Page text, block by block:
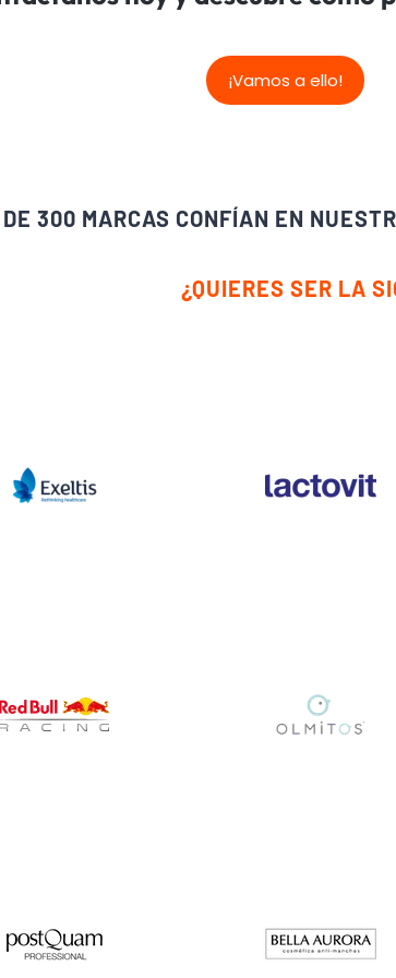
¡Vamos a ello!
DE 300 MARCAS CONFÍAN EN
¿QUIERES SER LA